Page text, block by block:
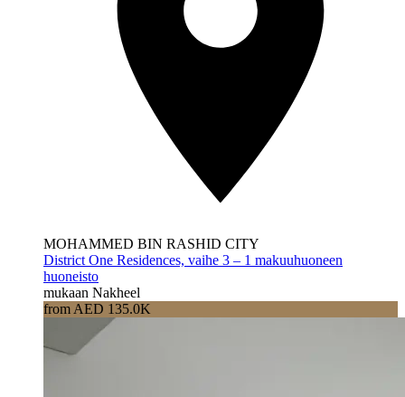
MOHAMMED BIN RASHID CITY
District One Residences, vaihe 3 – 1 makuuhuoneen
huoneisto
mukaan Nakheel
from AED 135.0K